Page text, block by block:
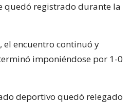
quedó registrado durante la
el encuentro continuó y
imponiéndose por 1-0
deportivo quedó relegado